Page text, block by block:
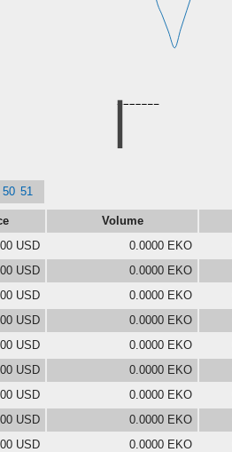
50 51
Volume
USD 0.0000 EKO
USD 0.0000 EKO
USD 0.0000 EKO
USD 0.0000 EKO
USD 0.0000 EKO
USD 0.0000 EKO
USD 0.0000 EKO
USD 0.0000 EKO
USD 0.0000 EKO